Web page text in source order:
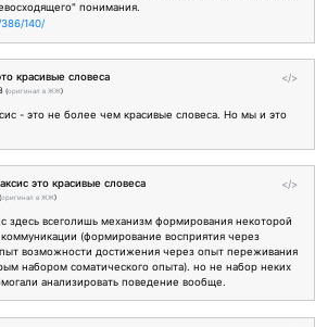
понимания.
140/
</>
красивые словеса
(оригинал в ЖЖ)
- это не более чем красивые словеса. Но мы и это
</>
это красивые словеса
(оригинал в ЖЖ)
здесь всеголишь механизм формирования некоторой
(формирование восприятия через
возможности достижения через опыт переживания
набором соматического опыта). но не набор неких
анализировать поведение вообще.